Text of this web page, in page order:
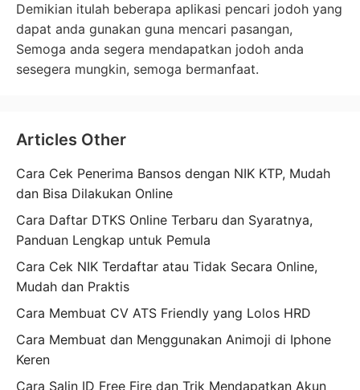
Demikian itulah beberapa aplikasi pencari jodoh yang
dapat anda gunakan guna mencari pasangan,
Semoga anda segera mendapatkan jodoh anda
sesegera mungkin, semoga bermanfaat.
Articles Other
Cara Cek Penerima Bansos dengan NIK KTP, Mudah
dan Bisa Dilakukan Online
Cara Daftar DTKS Online Terbaru dan Syaratnya,
Panduan Lengkap untuk Pemula
Cara Cek NIK Terdaftar atau Tidak Secara Online,
Mudah dan Praktis
Cara Membuat CV ATS Friendly yang Lolos HRD
Cara Membuat dan Menggunakan Animoji di Iphone
Keren
Cara Salin ID Free Fire dan Trik Mendapatkan Akun